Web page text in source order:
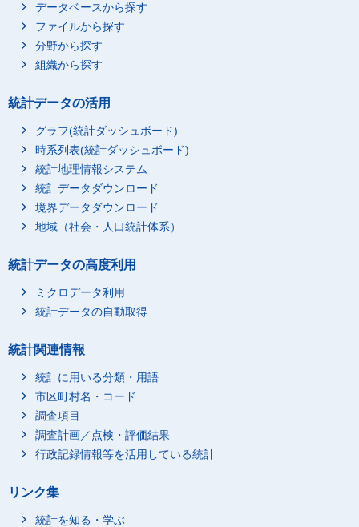
データベースから探す
ファイルから探す
分野から探す
組織から探す
統計データの活用
グラフ(統計ダッシュボード)
時系列表(統計ダッシュボード)
統計地理情報システム
統計データダウンロード
境界データダウンロード
地域（社会・人口統計体系）
統計データの高度利用
ミクロデータ利用
統計データの自動取得
統計関連情報
統計に用いる分類・用語
市区町村名・コード
調査項目
調査計画／点検・評価結果
行政記録情報等を活用している統計
リンク集
統計を知る・学ぶ